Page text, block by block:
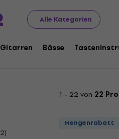
Alle Kategorien
Gitarren Bässe
Kabel, Stecker und
-
)
1 - 22 von 22
Mengenrabatt